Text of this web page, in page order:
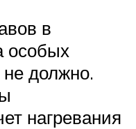
в
особых
должно.
нагревания